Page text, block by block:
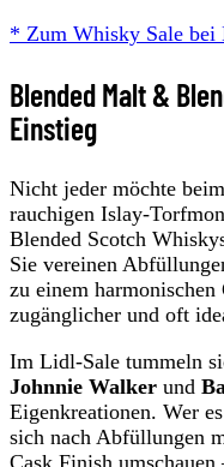
* Zum Whisky Sale
Blended Malt &
Einstieg
Nicht jeder möchte
rauchigen Islay-
Blended Scotch
Sie vereinen
zu einem
zugänglicher und oft
Im Lidl-Sale tummeln
Johnnie Walker und
Eigenkreationen. Wer
sich nach Abfüllungen